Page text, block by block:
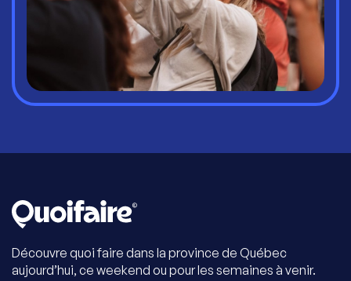
Découvre quoi faire dans la province de Québec
aujourd’hui, ce weekend ou pour les semaines à venir.